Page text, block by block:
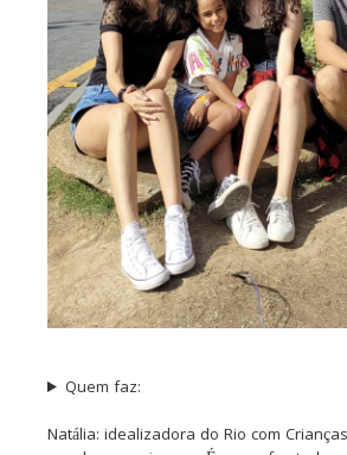
Quem faz:
Natália: idealizadora do Rio com